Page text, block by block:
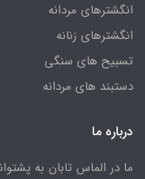
انگشترهای مردانه
انگشترهای زنانه
تسبیح های سنگی
دستبند های مردانه
درباره ما
ما در الماس تابان به